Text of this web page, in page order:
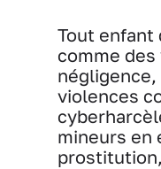
Tout enfant
comme
négligence,
violences
mineurs en